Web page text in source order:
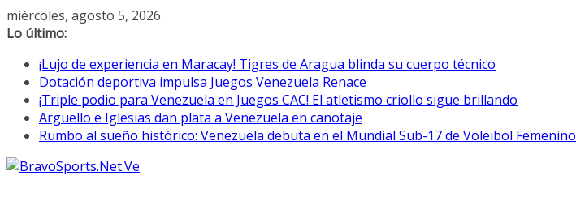
Saltar
al
miércoles, agosto 5, 2026
Lo último:
¡Lujo de experiencia en Maracay! Tigres de Aragua blinda su cuerpo técnico
Dotación deportiva impulsa Juegos Venezuela Renace
¡Triple podio para Venezuela en Juegos CAC! El atletismo criollo sigue brillando
Argüello e Iglesias dan plata a Venezuela en canotaje
Rumbo al sueño histórico: Venezuela debuta en el Mundial Sub-17 de Voleibol Femenino